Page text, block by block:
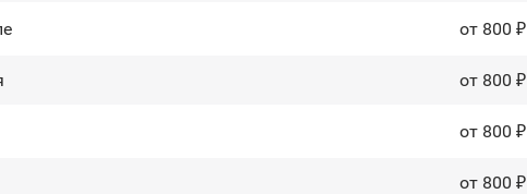
от 800 ₽
от 800 ₽
от 800 ₽
от 800 ₽